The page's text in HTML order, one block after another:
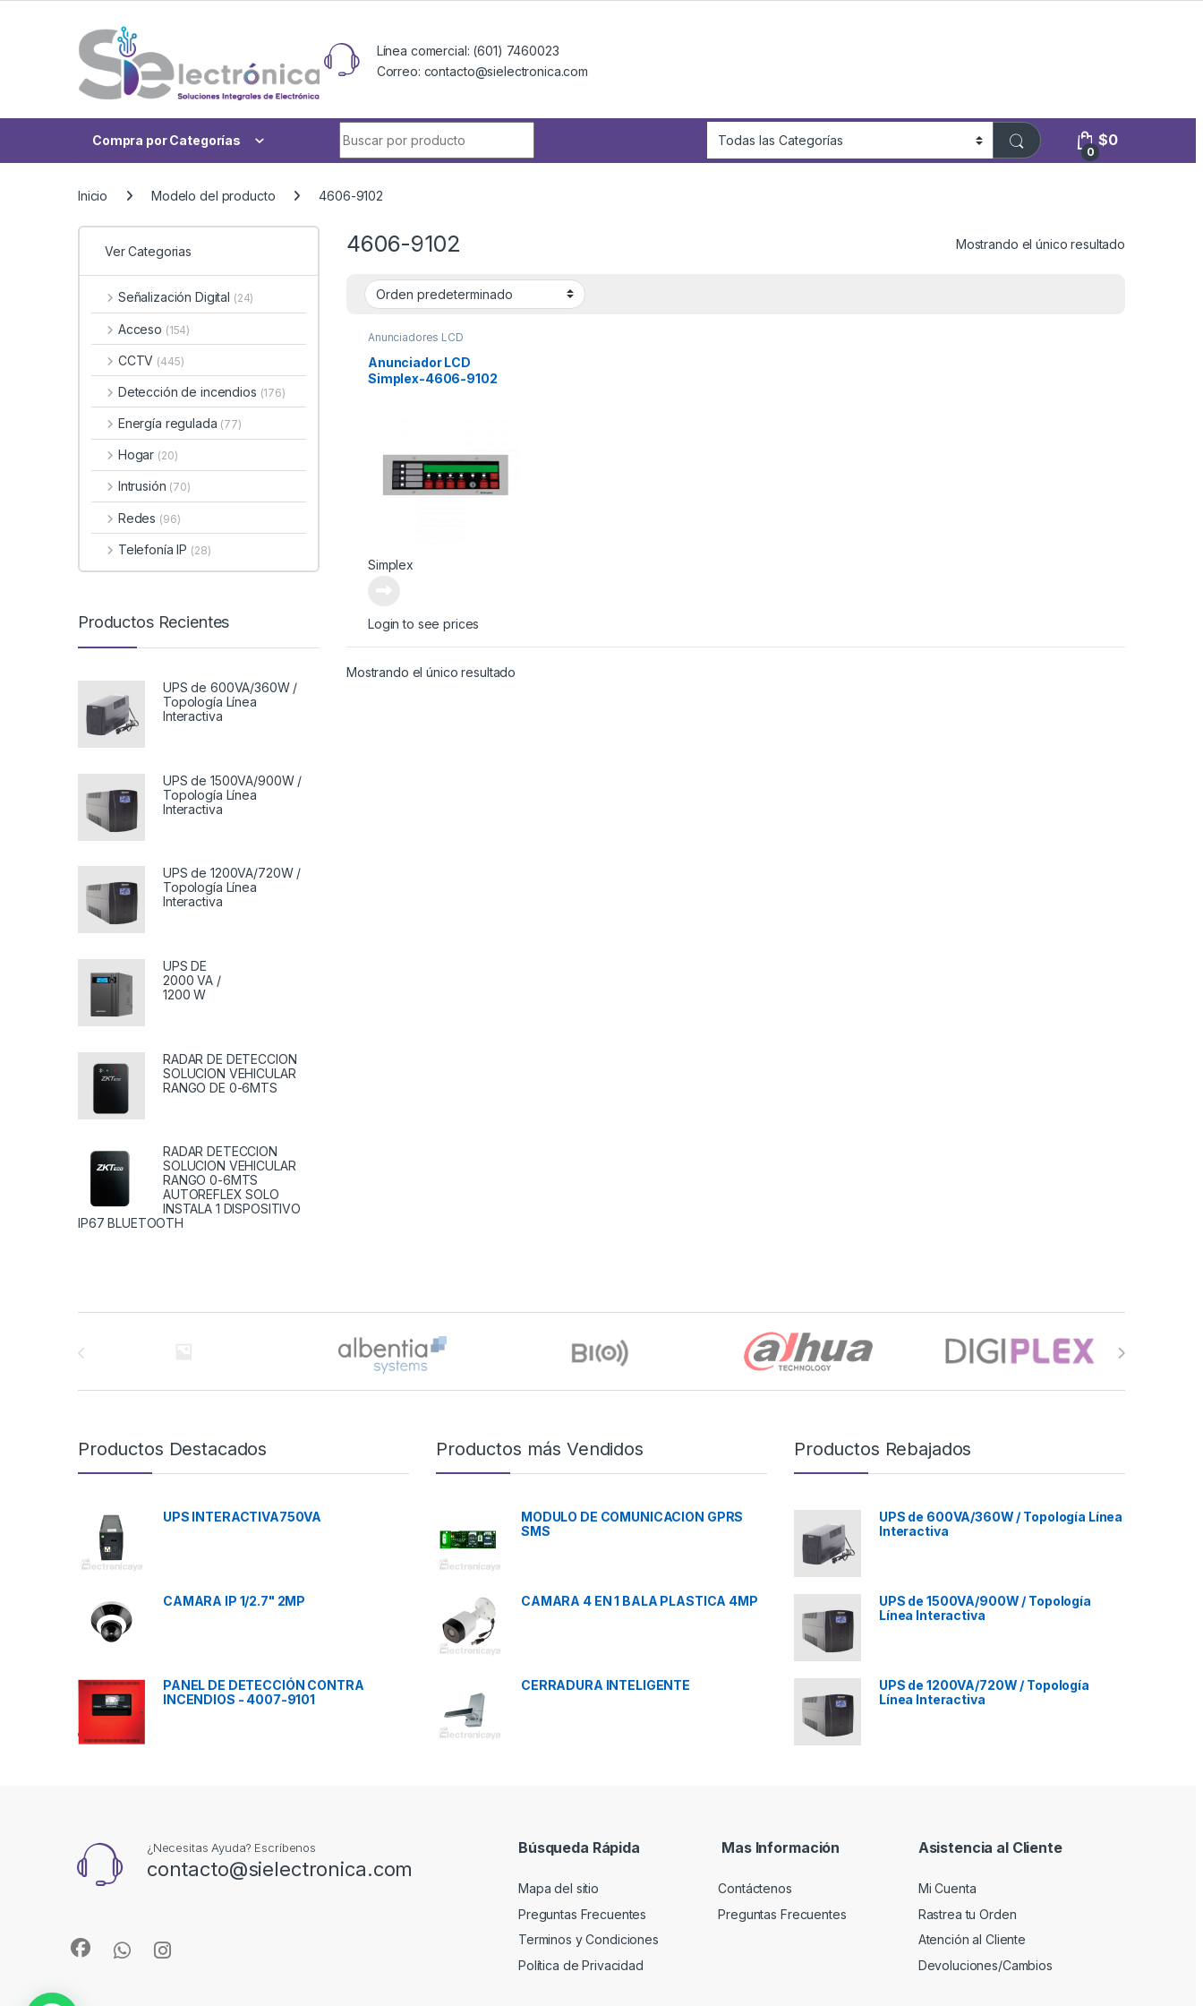
Línea comercial: (601) 7460023
Correo: contacto@sielectronica.com
Compra por Categorías
0
$0
Inicio Modelo del producto 4606-9102
4606-9102 Mostrando el único resultado
Anunciadores LCD
Anunciador LCD
Simplex-4606-9102
Simplex
Login to see prices
Mostrando el único resultado
Ver Categorias
Señalización Digital (24)
Acceso (154)
CCTV (445)
Detección de incendios (176)
Energía regulada (77)
Hogar (20)
Intrusión (70)
Redes (96)
Telefonía IP (28)
Productos Recientes
UPS de 600VA/360W /
Topología Línea
Interactiva
UPS de 1500VA/900W /
Topología Línea
Interactiva
UPS de 1200VA/720W /
Topología Línea
Interactiva
UPS DE
2000 VA /
1200 W
RADAR DE DETECCION
SOLUCION VEHICULAR
RANGO DE 0-6MTS
RADAR DETECCION
SOLUCION VEHICULAR
RANGO 0-6MTS
AUTOREFLEX SOLO
INSTALA 1 DISPOSITIVO
IP67 BLUETOOTH
Productos Destacados
UPS INTERACTIVA750VA
CAMARA IP 1/2.7" 2MP
PANEL DE DETECCIÓN CONTRA
INCENDIOS - 4007-9101
Productos más Vendidos
MODULO DE COMUNICACION GPRS
SMS
CAMARA 4 EN 1 BALA PLASTICA 4MP
CERRADURA INTELIGENTE
Productos Rebajados
UPS de 600VA/360W / Topología Línea
Interactiva
UPS de 1500VA/900W / Topología
Línea Interactiva
UPS de 1200VA/720W / Topología
Línea Interactiva
¿Necesitas Ayuda? Escríbenos
contacto@sielectronica.com
Búsqueda Rápida
Mapa del sitio
Preguntas Frecuentes
Terminos y Condiciones
Política de Privacidad
Mas Información
Contáctenos
Preguntas Frecuentes
Asistencia al Cliente
Mi Cuenta
Rastrea tu Orden
Atención al Cliente
Devoluciones/Cambios